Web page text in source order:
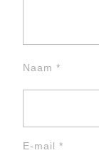
Naam *
E-mail *